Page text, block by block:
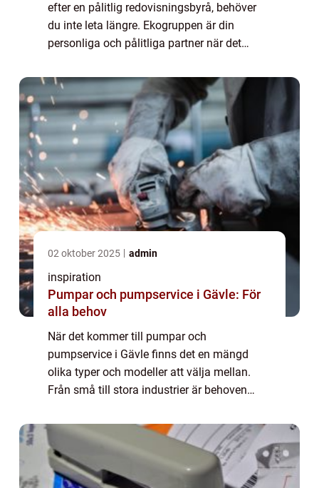
efter en pålitlig redovisningsbyrå, behöver
du inte leta längre. Ekogruppen är din
personliga och pålitliga partner när det
02 oktober 2025 admin
inspiration
Pumpar och pumpservice i Gävle: För
alla behov
När det kommer till pumpar och
pumpservice i Gävle finns det en mängd
olika typer och modeller att välja mellan.
Från små till stora industrier är behoven
pump so...